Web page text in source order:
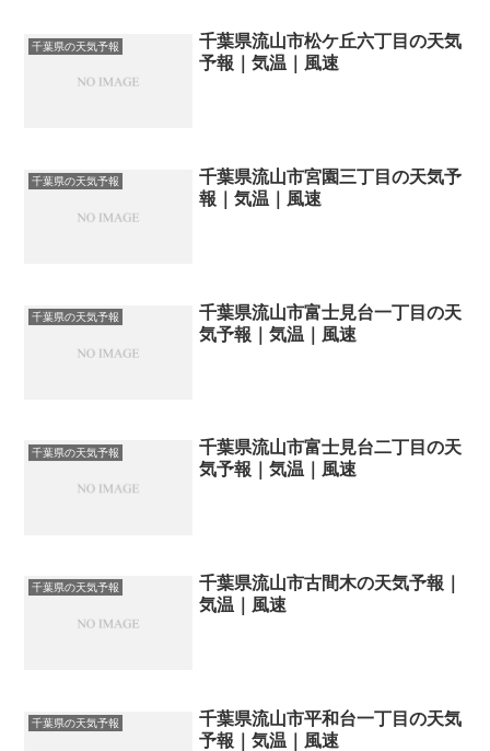
千葉県の天気予報
千葉県流山市松ケ丘六丁目の天気
予報｜気温｜風速
千葉県の天気予報
千葉県流山市宮園三丁目の天気予
報｜気温｜風速
千葉県の天気予報
千葉県流山市富士見台一丁目の天
気予報｜気温｜風速
千葉県の天気予報
千葉県流山市富士見台二丁目の天
気予報｜気温｜風速
千葉県の天気予報
千葉県流山市古間木の天気予報｜
気温｜風速
千葉県の天気予報
千葉県流山市平和台一丁目の天気
予報｜気温｜風速